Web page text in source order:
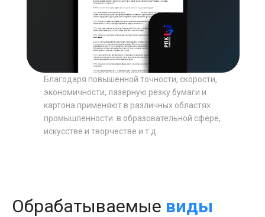
Благодаря повышенной точности, скорости,
экономичности, лазерную резку бумаги и
картона применяют в различных областях
промышленности: в образовательной сфере,
искусстве и творчестве и т.д.
Обрабатываемые виды